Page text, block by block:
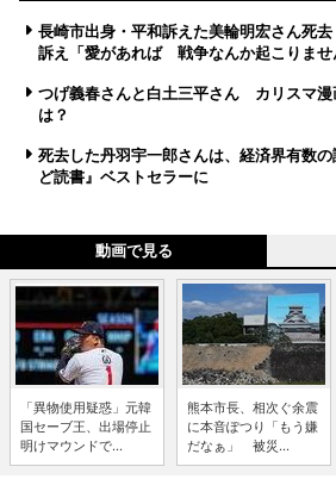
長崎市出身・平和訴えた美輪明宏さん死
訴え「愛があれば 戦争なんか起こりませ
つげ義春さんと白土三平さん カリスマ漫
は？
死去した丹羽宇一郎さんは、経済界有数
ど読書』ベストセラーに
動画で見る
「異物使用疑惑」元韓
国セーブ王、出場停止
明けマウンドで...
熊本市長、相次ぐ余震
に本音ぽつり「もう嫌
だなぁ」 被災...